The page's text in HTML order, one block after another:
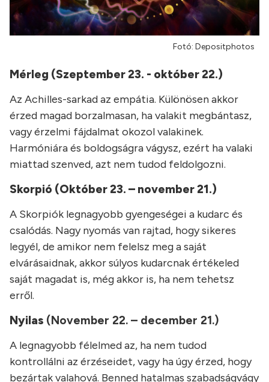
Fotó: Depositphotos
Mérleg (Szeptember 23. - október 22.)
Az Achilles-sarkad az empátia. Különösen akkor
érzed magad borzalmasan, ha valakit megbántasz,
vagy érzelmi fájdalmat okozol valakinek.
Harmóniára és boldogságra vágysz, ezért ha valaki
miattad szenved, azt nem tudod feldolgozni.
Skorpió (Október 23. – november 21.)
A Skorpiók legnagyobb gyengeségei a kudarc és
csalódás. Nagy nyomás van rajtad, hogy sikeres
legyél, de amikor nem felelsz meg a saját
elvárásaidnak, akkor súlyos kudarcnak értékeled
saját magadat is, még akkor is, ha nem tehetsz
erről.
Nyilas (November 22. – december 21.)
A legnagyobb félelmed az, ha nem tudod
kontrollálni az érzéseidet, vagy ha úgy érzed, hogy
bezártak valahová. Benned hatalmas szabadságvágy